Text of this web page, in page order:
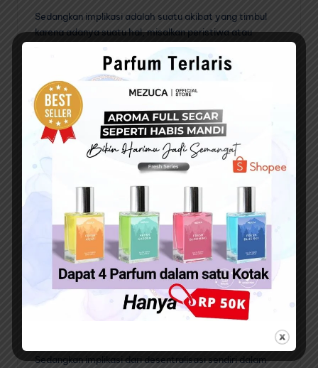
Sedangkan implikasi adalah suatu akibat yang timbul
karena adanya suatu hal, misalkan peristiwa atau
Dari sini kamu bisa menarik kesimpulan secara garis
besar bahwa implikasi globalisasi dan desentralisasi
dalam pendidikan sehari-hari kian beragam.
Berikut beberapa implikasi globalisasi dalam pendidikan
sehari-hari :
Kegiatan belajar mengajar bisa dilakukan tanpa
tatap muka
Meningkatnya kualitas pendidikan
Kemudahan dalam mendapatkan informasi
pendidikan
Meningkatkan kualitas tenaga pendidik
Munculnya program pertukaran pelajar
Menurunnya moral peserta didik akibat informasi
Sedangkan implikasi dari desentralisasi sendiri dalam